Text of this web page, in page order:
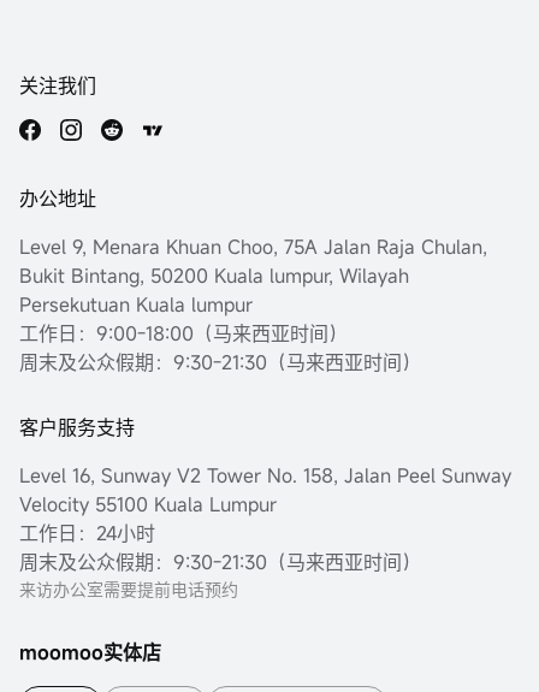
关注我们
办公地址
Level 9, Menara Khuan Choo, 75A Jalan Raja Chulan,
Bukit Bintang, 50200 Kuala lumpur, Wilayah
Persekutuan Kuala lumpur
工作日：9:00-18:00（马来西亚时间）
周末及公众假期：9:30-21:30（马来西亚时间）
客户服务支持
Level 16, Sunway V2 Tower No. 158, Jalan Peel Sunway
Velocity 55100 Kuala Lumpur
工作日：24小时
周末及公众假期：9:30-21:30（马来西亚时间）
来访办公室需要提前电话预约
moomoo实体店